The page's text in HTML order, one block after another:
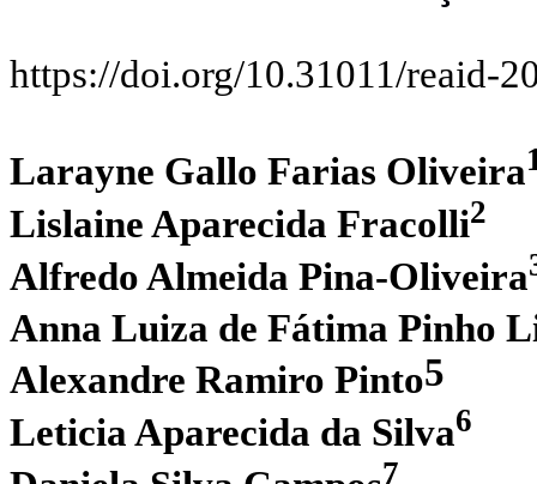
https://doi.org/10.31011/reaid-
Larayne Gallo Farias Oliveira
Lislaine Aparecida Fracolli2
Alfredo Almeida Pina-Oliveira
Anna Luiza de Fátima Pinho
Alexandre Ramiro Pinto5
Leticia Aparecida da Silva6
7